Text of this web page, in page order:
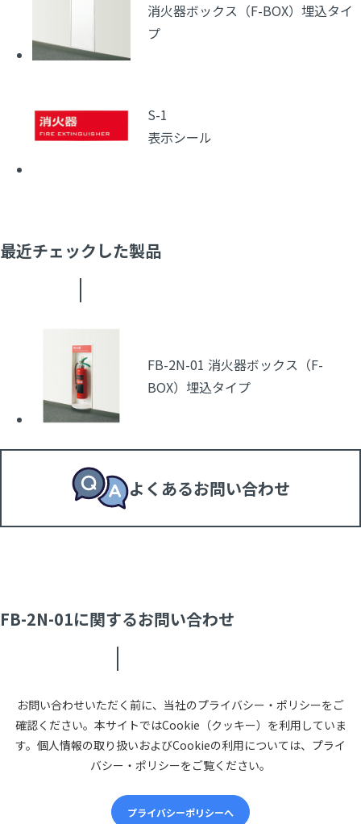
消火器ボックス（F-BOX）埋込タイ
プ
S-1
表示シール
最近チェックした製品
FB-2N-01 消火器ボックス（F-
BOX）埋込タイプ
よくあるお問い合わせ
FB-2N-01に関するお問い合わせ
お問い合わせいただく前に、当社のプライバシー・ポリシーをご
確認ください。本サイトではCookie（クッキー）を利用していま
す。個人情報の取り扱いおよびCookieの利用については、プライ
バシー・ポリシーをご覧ください。
プライバシーポリシーへ